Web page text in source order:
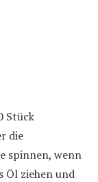
Stück
die
spinnen, wenn
Öl ziehen und